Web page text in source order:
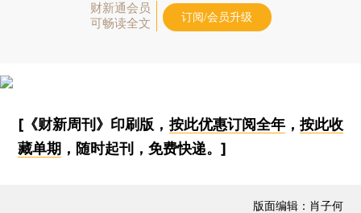
财新通会员
可畅读全文
订阅/会员升级
[《财新周刊》印刷版， 按此优惠订阅全年， 按此收
藏单期 ，随时起刊，免费快递。]
版面编辑：肖子何